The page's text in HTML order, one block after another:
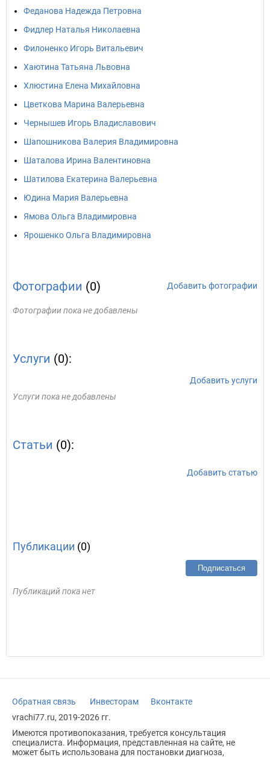
Феданова Надежда Петровна
Фидлер Наталья Николаевна
Филоненко Игорь Витальевич
Хаютина Татьяна Львовна
Хлюстина Елена Михайловна
Цветкова Марина Валерьевна
Чернышев Игорь Владиславович
Шапошникова Валерия Владимировна
Шаталова Ирина Валентиновна
Шатилова Екатерина Валерьевна
Юдина Мария Валерьевна
Ямова Ольга Владимировна
Ярошенко Ольга Владимировна
Фотографии (0) Добавить фотографии
Фотографии пока не добавлены
Услуги (0):
Добавить услуги
Услуги пока не добавлены
Статьи (0):
Добавить статью
Публикации (0)
Подписаться
Публикаций пока нет
Обратная связь Инвесторам
Вконтакте
vrachi77.ru, 2019-2026 гг.
Имеются противопоказания, требуется консультация
специалиста. Информация, представленная на сайте, не
может быть использована для постановки диагноза,